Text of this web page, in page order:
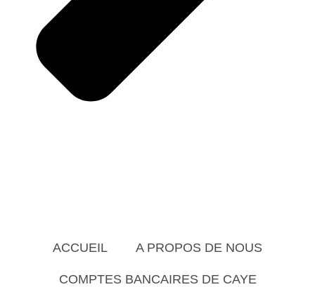
ACCUEIL A PROPOS DE NOUS
COMPTES BANCAIRES DE CAYE